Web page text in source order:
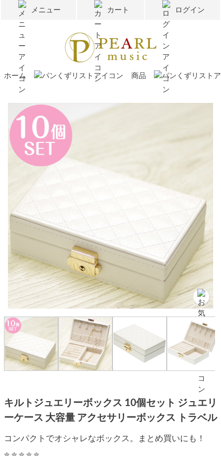
メニュー カート ログイン
ホーム 商品
キルトジュエリーボックス 10個セット ジュエリ
ーケース 大容量 アクセサリーボックス トラベル
コンパクトでオシャレなボックス。まとめ買いにも！